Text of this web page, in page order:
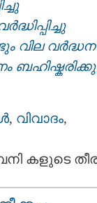
വില വര്‍ദ്ധന
, വിവാദം,
കളുടെ